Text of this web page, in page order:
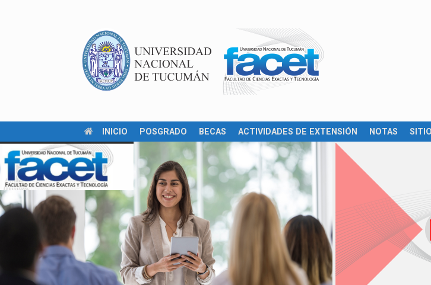
INICIO POSGRADO BECAS ACTIVIDADES DE EXTENSIÓN NOTAS